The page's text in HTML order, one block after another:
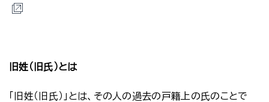
旧姓（旧氏）とは
「旧姓（旧氏）」とは、その人の過去の戸籍上の氏のことで